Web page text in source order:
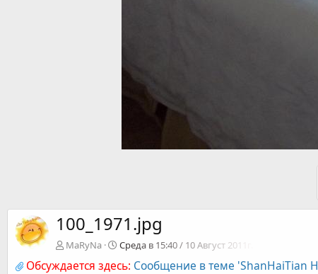
100_1971.jpg
MaRyNa Среда в 15:40 / 10 Август 2011г.
Обсуждается здесь: Сообщение в теме 'ShanHaiTian